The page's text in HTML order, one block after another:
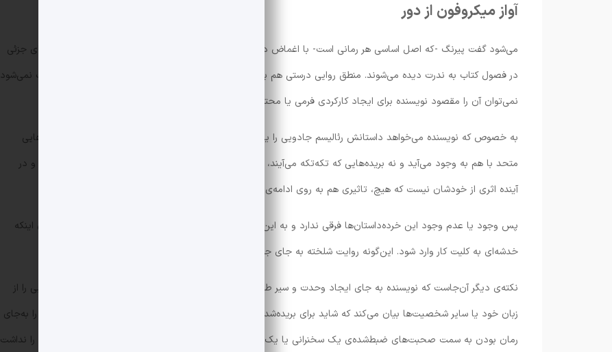
آواز میکروفون از دور
می‌شود گفت پیرنگ -که اصل اساسی هر رمانی است- با اغماض در کلیت کار اتفاق می‌افتد اما پیرنگ واقعی و خرده‌پیرنگ‌های جزئی
در فصول کتاب به ندرت دیده می‌شوند. منطق روایی درستی هم بر داستان حاکم نیست و چون این شلختگی، آگاهانه روایت نمی‌شود
نمی‌توان آن را مقصود نویسنده برای ایجاد کارکردی فرمی یا محتوایی دانست.
به خصوص که نویسنده می‌خواهد داستانش رئالیسم جادویی را یدک بکشد اما گویا نمی‌داند که رئالیسم جادویی در پیرنگ‌هایی
متحد با هم به وجود می‌آید و نه بریده‌هایی که تکه‌تکه‌ می‌آیند، عنصری غیرعادی را خلق می‌کنند و به یک‌باره رها می‌شوند و در
آینده اثری از خودشان نیست که هیچ، تاثیری هم به روی ادامه‌ی داستان ندارند!
پس وجود یا عدم وجود این خرده‌داستان‌ها فرقی ندارد و به این شکل می‌شود بسیاری از صفحات کتاب را حذف کرد بدون اینکه
خدشه‌ای به کلیت کار وارد شود. این‌گونه روایت شلخته به جای جذاب بودن، عناصر جادویی را غیرقابل باور خواهد کرد.
نکته‌ی دیگر آن‌جاست که نویسنده به جای ایجاد وحدت و سیر طولی منطقی بین خرده‌داستان‌ها، مدام فکت‌ها و واگویه‌هایی را از
زبان خود یا سایر شخصیت‌ها بیان می‌کند که شاید برای بریده‌شدن و اشتراک‌گذاری در شبکه‌ی اجتماعی جذاب باشند اما اثر را به‌جای
رمان بودن به سمت صحبت‌های ضبط‌شده‌ی یک سخنرانی یا یک منبر هل می‌دهد. نوعی از کتاب که شاید اگر برچسب رمان را نداشت